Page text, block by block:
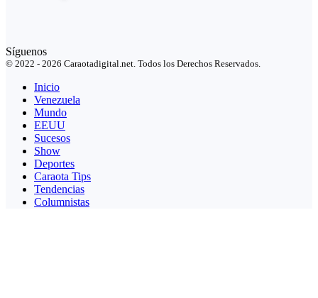
Síguenos
© 2022 - 2026 Caraotadigital.net. Todos los Derechos Reservados.
Inicio
Venezuela
Mundo
EEUU
Sucesos
Show
Deportes
Caraota Tips
Tendencias
Columnistas